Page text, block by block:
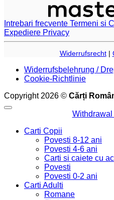
Intrebari frecvente Termeni si
Expediere Privacy
Widerrufsrecht|
Widerrufsbelehrung /
Cookie-Richtlinie
Copyright 2026 © Cărți
Withdrawal
Carti Copii
Povesti 8-12 ani
Povesti 4-6 ani
Carti si caiete cu
Povesti
Povesti 0-2 ani
Carti Adulti
Romane